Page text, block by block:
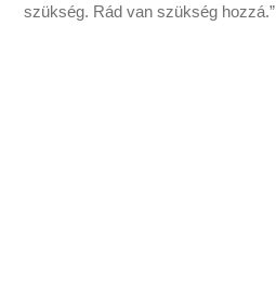
szükség. Rád van szükség hozzá.”